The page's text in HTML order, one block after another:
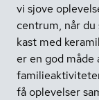
vi sjove
centrum, når
kast med
er en god måde
få oplevelser